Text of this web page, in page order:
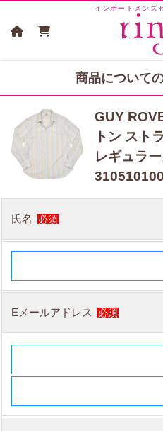
インポートメンズ
商品について
GUY
トン スト
レギュラ
氏名 必須
Eメールアドレス 必須